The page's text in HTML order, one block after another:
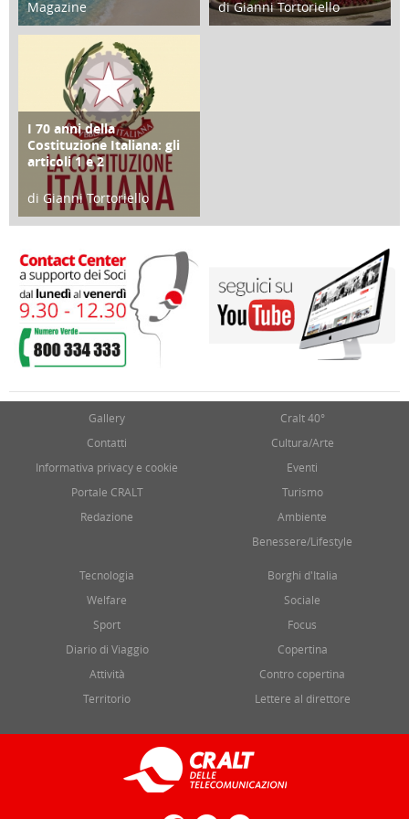
Magazine
25 Giugno 2016
di Gianni Tortoriello
FOCUS
I 70 anni della
Costituzione Italiana: gli
articoli 1 e 2
di Gianni Tortoriello
17 Marzo 2018
Gallery
Contatti
Informativa privacy e cookie
Portale CRALT
Redazione
Cralt 40°
Cultura/Arte
Eventi
Turismo
Ambiente
Benessere/Lifestyle
Tecnologia
Welfare
Sport
Diario di Viaggio
Attività
Territorio
Borghi d'Italia
Sociale
Focus
Copertina
Contro copertina
Lettere al direttore